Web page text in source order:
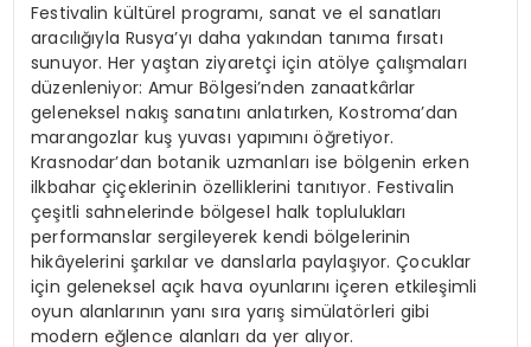
Festivalin kültürel programı, sanat ve el sanatları
aracılığıyla Rusya’yı daha yakından tanıma fırsatı
sunuyor. Her yaştan ziyaretçi için atölye çalışmaları
düzenleniyor: Amur Bölgesi’nden zanaatkârlar
geleneksel nakış sanatını anlatırken, Kostroma’dan
marangozlar kuş yuvası yapımını öğretiyor.
Krasnodar’dan botanik uzmanları ise bölgenin erken
ilkbahar çiçeklerinin özelliklerini tanıtıyor. Festivalin
çeşitli sahnelerinde bölgesel halk toplulukları
performanslar sergileyerek kendi bölgelerinin
hikâyelerini şarkılar ve danslarla paylaşıyor. Çocuklar
için geleneksel açık hava oyunlarını içeren etkileşimli
oyun alanlarının yanı sıra yarış simülatörleri gibi
modern eğlence alanları da yer alıyor.